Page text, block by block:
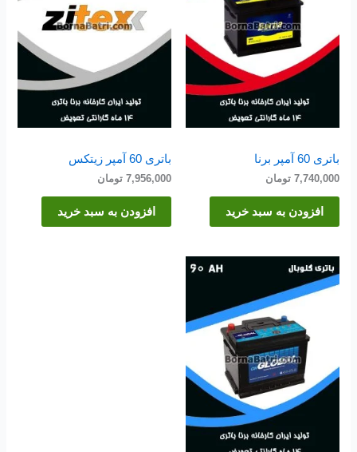
باتری 60 آمپر برنا
7,740,000 تومان
افزودن به سبد خرید
باتری 60 آمپر زیتکس
7,956,000 تومان
افزودن به سبد خرید